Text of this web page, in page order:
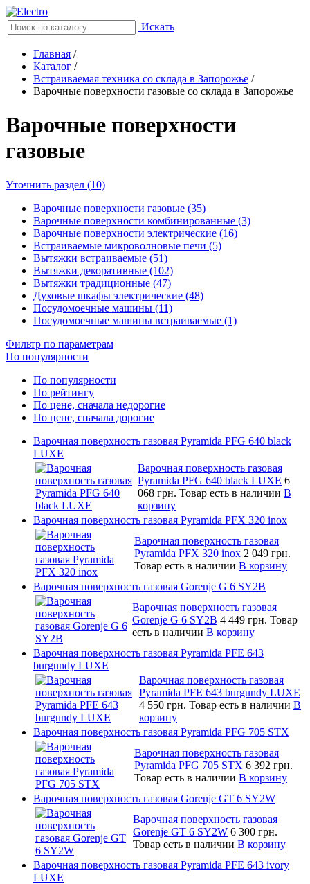
Искать
Главная /
Каталог /
Встраиваемая техника со склада в Запорожье /
Варочные поверхности газовые со склада в Запорожье
Варочные поверхности
газовые
Уточнить раздел (10)
Варочные поверхности газовые (35)
Варочные поверхности комбинированные (3)
Варочные поверхности электрические (16)
Встраиваемые микроволновые печи (5)
Вытяжки встраиваемые (51)
Вытяжки декоративные (102)
Вытяжки традиционные (47)
Духовые шкафы электрические (48)
Посудомоечные машины (11)
Посудомоечные машины встраиваемые (1)
Фильтр по параметрам
По популярности
По популярности
По рейтингу
По цене, сначала недорогие
По цене, сначала дорогие
Варочная поверхность газовая Pyramida PFG 640 black
LUXE
Варочная поверхность газовая
Pyramida PFG 640 black LUXE 6
068 грн. Товар есть в наличии В
корзину
Варочная поверхность газовая Pyramida PFX 320 inox
Варочная поверхность газовая
Pyramida PFX 320 inox 2 049 грн.
Товар есть в наличии В корзину
Варочная поверхность газовая Gorenje G 6 SY2B
Варочная поверхность газовая
Gorenje G 6 SY2B 4 449 грн. Товар
есть в наличии В корзину
Варочная поверхность газовая Pyramida PFE 643
burgundy LUXE
Варочная поверхность газовая
Pyramida PFE 643 burgundy LUXE
4 550 грн. Товар есть в наличии В
корзину
Варочная поверхность газовая Pyramida PFG 705 STX
Варочная поверхность газовая
Pyramida PFG 705 STX 6 392 грн.
Товар есть в наличии В корзину
Варочная поверхность газовая Gorenje GT 6 SY2W
Варочная поверхность газовая
Gorenje GT 6 SY2W 6 300 грн.
Товар есть в наличии В корзину
Варочная поверхность газовая Pyramida PFE 643 ivory
LUXE